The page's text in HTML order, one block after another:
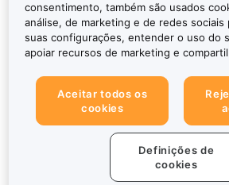
consentimento, também são usados
análise, de marketing e de redes sociais
suas configurações, entender o uso do
apoiar recursos de marketing e
Aceitar todos os
cookies
Definições de
cookies